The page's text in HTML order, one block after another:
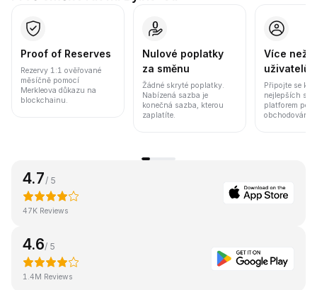
Proof of Reserves
Rezervy 1:1 ověřované
měsíčně pomocí
Merkleova důkazu na
blockchainu.
Nulové poplatky
za směnu
Žádné skryté poplatky.
Nabízená sazba je
konečná sazba, kterou
zaplatíte.
Více než
uživatelů
Připojte se k
nejlepších
platforem
obchodování
4.7 / 5
47K Reviews
4.6/ 5
1.4M Reviews